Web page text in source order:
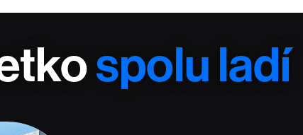
spolu ladí